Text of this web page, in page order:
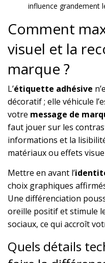
influence grandement
Comment
visuel et la
marque ?
L’étiquette adhésive
décoratif ; elle véhicule
votre message de
faut jouer sur les
informations et la
matériaux ou effets
Mettre en avant l’
choix graphiques
Une différenciation
oreille positif et stimule
sociaux, ce qui accroît
Quels détails